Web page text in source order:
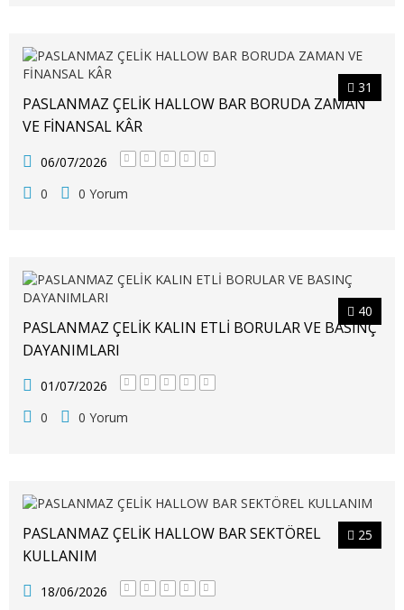
31
PASLANMAZ ÇELİK HALLOW BAR BORUDA ZAMAN
VE FİNANSAL KÂR
06/07/2026
0
0 Yorum
40
PASLANMAZ ÇELİK KALIN ETLİ BORULAR VE BASINÇ
DAYANIMLARI
01/07/2026
0
0 Yorum
25
PASLANMAZ ÇELİK HALLOW BAR SEKTÖREL
KULLANIM
18/06/2026